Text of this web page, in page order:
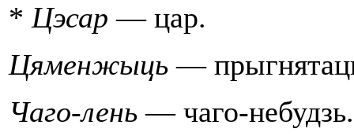
* Цэсар — цар.
Цяменжыць —
Чаго-лень— чаго-